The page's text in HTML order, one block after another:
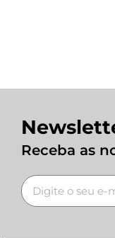
Receba as